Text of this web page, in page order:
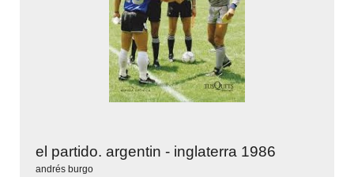
el partido. argentin - inglaterra 1986
andrés burgo